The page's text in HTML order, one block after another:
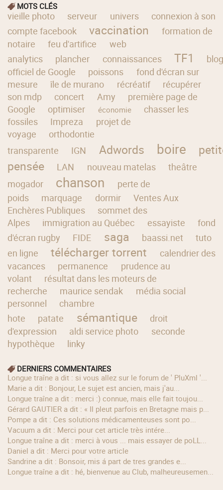
MOTS CLÉS
vieille photo serveur univers
connexion à son
compte facebook
vaccination
formation de
notaire
feu d'artifice
web
analytics
plancher connaissances TF1
blog
officiel de Google
poissons
fond d'écran sur
mesure
île de murano récréatif
récupérer
son mdp
concert Amy
première page de
Google
optimiser économie
chasser les
fossiles
Impreza
projet de
voyage
orthodontie
transparente
IGN Adwords boire
pensée
LAN nouveau matelas
theâtre
mogador
chanson
perte de
poids
marquage dormir
Ventes Aux
Enchères Publiques
sommet des
Alpes
immigration au Québec essayiste
fond
d'écran rugby
FIDE saga baassi.net
tuto
en ligne
télécharger torrent
calendrier des
vacances
permanence
prudence au
volant
résultat dans les moteurs de
recherche
maurice sendak
média social
personnel
chambre
hote
patate sémantique
droit
d'expression
aldi service photo
seconde
hypothèque
linky
DERNIERS COMMENTAIRES
longue traîne a dit : si vous allez sur le forum de ' PluXml '...
Marie a dit : Bonjour, Le sujet est ancien, mais j'au...
longue traîne a dit : merci :) connue, mais elle fait toujou...
Gérard GAUTIER a dit : « Il pleut parfois en Bretagne mais p...
Pompe a dit : Ces solutions médicamenteuses sont po...
Vacuum a dit : Merci pour cet article très intére...
longue traîne a dit : merci à vous ... mais essayer de poLL...
Daniel a dit : Merci pour votre article
Sandrine a dit : Bonsoir, mis á part de tres grandes e...
longue traîne a dit : hé, bienvenue au Club, malheureusemen...